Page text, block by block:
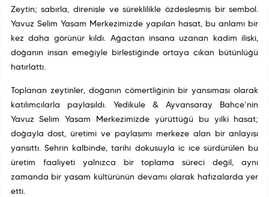
Zeytin; sabırla, direnişle ve süreklilikle özdeşleşmiş bir sembol.
Yavuz Selim Yaşam Merkezimizde yapılan hasat, bu anlamı bir
kez daha görünür kıldı. Ağaçtan insana uzanan kadim ilişki,
doğanın insan emeğiyle birleştiğinde ortaya çıkan bütünlüğü
hatırlattı.
Toplanan zeytinler, doğanın cömertliğinin bir yansıması olarak
katılımcılarla paylaşıldı. Yedikule & Ayvansaray Bahçe’nin
Yavuz Selim Yaşam Merkezimizde yürüttüğü bu yılki hasat;
doğayla dost, üretimi ve paylaşımı merkeze alan bir anlayışı
yansıttı. Şehrin kalbinde, tarihî dokusuyla iç içe sürdürülen bu
üretim faaliyeti yalnızca bir toplama süreci değil, aynı
zamanda bir yaşam kültürünün devamı olarak hafızalarda yer
etti.